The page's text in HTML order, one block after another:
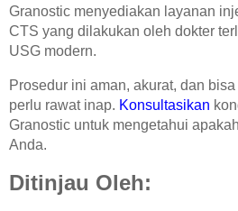
Granostic menyediakan layanan
CTS yang dilakukan oleh dokter
USG modern.
Prosedur ini aman, akurat, dan
perlu rawat inap. Konsultasikan
Granostic untuk mengetahui
Anda.
Ditinjau Oleh: